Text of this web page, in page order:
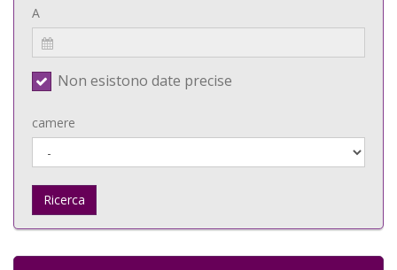
A
Non esistono date precise
camere
Ricerca